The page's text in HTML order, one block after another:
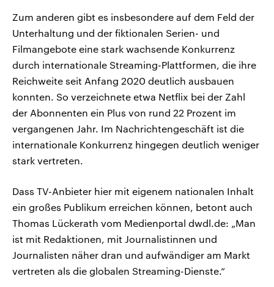
Zum anderen gibt es insbesondere auf dem Feld der
Unterhaltung und der fiktionalen Serien- und
Filmangebote eine stark wachsende Konkurrenz
durch internationale Streaming-Plattformen, die ihre
Reichweite seit Anfang 2020 deutlich ausbauen
konnten. So verzeichnete etwa Netflix bei der Zahl
der Abonnenten ein Plus von rund 22 Prozent im
vergangenen Jahr. Im Nachrichtengeschäft ist die
internationale Konkurrenz hingegen deutlich weniger
stark vertreten.
Dass TV-Anbieter hier mit eigenem nationalen Inhalt
ein großes Publikum erreichen können, betont auch
Thomas Lückerath vom Medienportal dwdl.de: „Man
ist mit Redaktionen, mit Journalistinnen und
Journalisten näher dran und aufwändiger am Markt
vertreten als die globalen Streaming-Dienste.“